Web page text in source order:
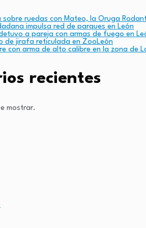
sobre ruedas con Mateo, la Oruga
impulsa red de parques en León
a pareja con armas de fuego en
de jirafa reticulada en ZooLeón
con arma de alto calibre en la zona de
recientes
mostrar.